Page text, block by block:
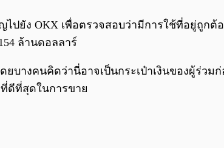
ปยัง OKX เพื่อตรวจสอบว่ามีการใช้ที่อยู่ถูกต้
ล้านดอลลาร์
งคนคิดว่านี่อาจเป็นกระเป๋าเงินของผู้ร่วมก่อ
ที่ดีที่สุดในการขาย